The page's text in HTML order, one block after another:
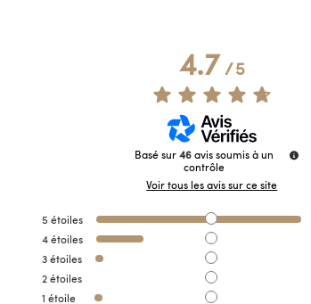
4.7/5
Basé sur46avis soumis à un
contrôle
Voir tous les avis sur ce site
5 étoiles
4étoiles
3étoiles
2étoiles
1 étoile